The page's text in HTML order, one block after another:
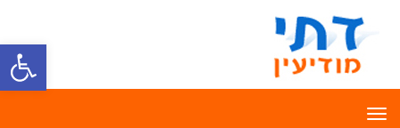
פתח
תפריט